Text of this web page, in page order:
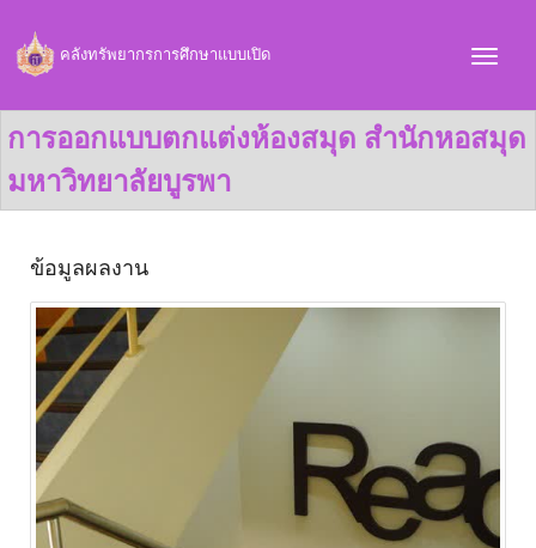
คลังทรัพยากรการศึกษาแบบเปิด
การออกแบบตกแต่งห้องสมุด สำนักหอสมุด
มหาวิทยาลัยบูรพา
ข้อมูลผลงาน